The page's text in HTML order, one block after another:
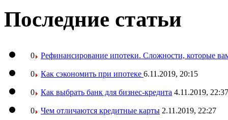
Последние статьи
0 Рефинансирование ипотеки. Сложности, которые
0 Как сэкономить при ипотеке 6.11.2019, 20:15
0 Как выбрать банк для бизнес-кредита 4.11.2019, 22:37
0 Чем отличаются кредитные карты 2.11.2019, 22:27